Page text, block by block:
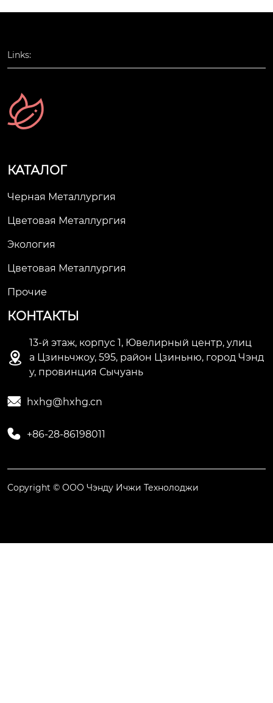
Links:
КАТАЛОГ
Черная Металлургия
Цветовая Металлургия
Экология
Цветовая Металлургия
Прочие
КОНТАКТЫ

13-й этаж, корпус 1, Ювелирный центр, улиц
а Цзиньчжоу, 595, район Цзиньню, город Чэнд
у, провинция Сычуань
 hxhg@hxhg.cn
 +86-28-86198011
Copyright © ООО Чэнду Ичжи Технолоджи